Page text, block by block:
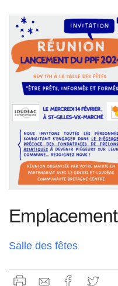
Emplacement
Salle des fêtes